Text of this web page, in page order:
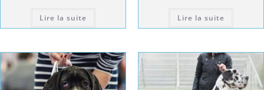
Lire la suite Lire la suite